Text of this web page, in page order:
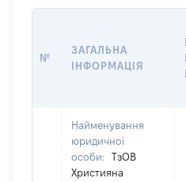
№
ЗАГАЛЬНА
ІНФОРМАЦІЯ
Найменування
юридичної
особи:
ТзОВ
Християна